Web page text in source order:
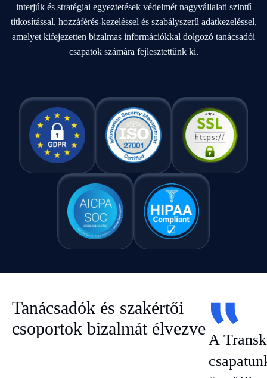
interjúk és stratégiai egyeztetések védelmét nagyvállalati szintű
titkosítással, hozzáférés-kezeléssel és szabályszerű adatkezeléssel,
amelyet kifejezetten bizalmas információkkal dolgozó tanácsadói
csapatok számára fejlesztettünk ki.
Tanácsadók és szakértői
csoportok bizalmát élvezve
A